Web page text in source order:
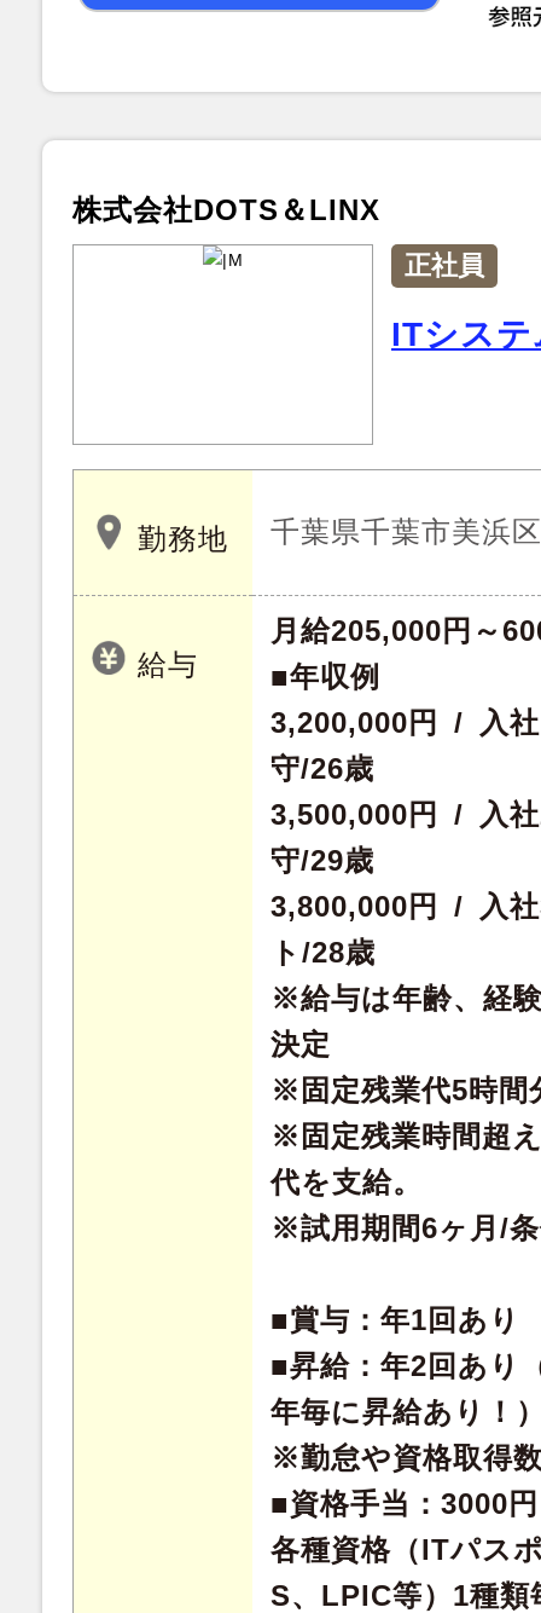
株式会社DOTS＆LINX
正社員
ITシス
勤務地 千葉県千葉市美浜
給与
月給205,000円～
■年収例
3,200,000円 / 入
守/26歳
3,500,000円 / 入
守/29歳
3,800,000円 / 入
ト/28歳
※給与は年齢、経
決定
※固定残業代5時間
※固定残業時間超
代を支給。
※試用期間6ヶ月/
■賞与：年1回あり
■昇給：年2回あり
年毎に昇給あり！
※勤怠や資格取得
■資格手当：3000
各種資格（ITパス
S、LPIC等）1種類